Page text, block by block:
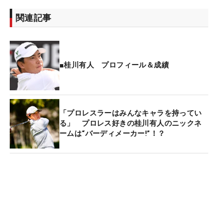
2週連続優勝を狙った比嘉一貴はトータル19アンダ
ダー・24位タイだった。
関連記事
■桂川有人 プロフィール＆成績
「プロレスラーはみんなキャラを持ってい
る」 プロレス好きの桂川有人のニックネ
ームは“バーディメーカー!”！？